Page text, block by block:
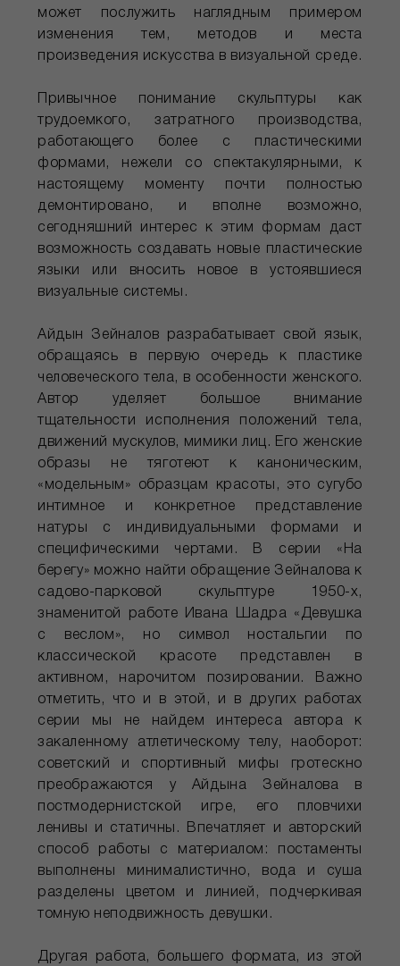
может послужить наглядным примером
изменения тем, методов и места
произведения искусства в визуальной среде.
Привычное понимание скульптуры как
трудоемкого, затратного производства,
работающего более с пластическими
формами, нежели со спектакулярными, к
настоящему моменту почти полностью
демонтировано, и вполне возможно,
сегодняшний интерес к этим формам даст
возможность создавать новые пластические
языки или вносить новое в устоявшиеся
визуальные системы.
Айдын Зейналов разрабатывает свой язык,
обращаясь в первую очередь к пластике
человеческого тела, в особенности женского.
Автор уделяет большое внимание
тщательности исполнения положений тела,
движений мускулов, мимики лиц. Его женские
образы не тяготеют к каноническим,
«модельным» образцам красоты, это сугубо
интимное и конкретное представление
натуры с индивидуальными формами и
специфическими чертами. В серии «На
берегу» можно найти обращение Зейналова к
садово-парковой скульптуре 1950-х,
знаменитой работе Ивана Шадра «Девушка
с веслом», но символ ностальгии по
классической красоте представлен в
активном, нарочитом позировании. Важно
отметить, что и в этой, и в других работах
серии мы не найдем интереса автора к
закаленному атлетическому телу, наоборот:
советский и спортивный мифы гротескно
преображаются у Айдына Зейналова в
постмодернистской игре, его пловчихи
ленивы и статичны. Впечатляет и авторский
способ работы с материалом: постаменты
выполнены минималистично, вода и суша
разделены цветом и линией, подчеркивая
томную неподвижность девушки.
Другая работа, большего формата, из этой